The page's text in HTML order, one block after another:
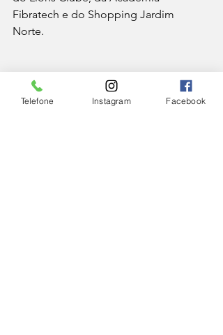
Fibratech e do Shopping Jardim
Norte.
ESPORTE
Telefone Instagram Facebook